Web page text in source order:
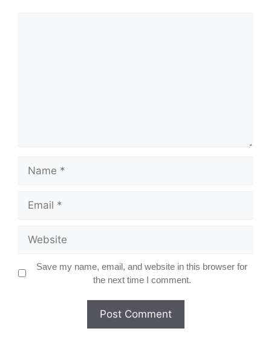
Save my name, email, and website in this browser for
the next time I comment.